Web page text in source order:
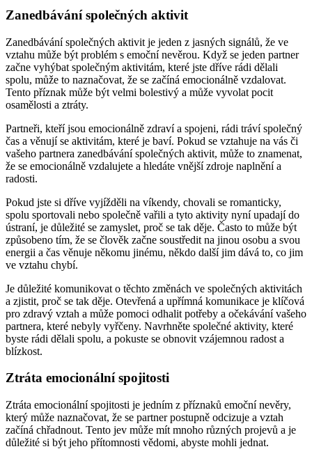
Zanedbávání společných aktivit
Zanedbávání společných aktivit je jeden z jasných signálů, že ve
vztahu může být problém s emoční nevěrou. Když se jeden partner
začne vyhýbat společným aktivitám, které jste dříve rádi dělali
spolu, může to naznačovat, že se začíná emocionálně vzdalovat.
Tento příznak může být velmi bolestivý a může vyvolat pocit
osamělosti a ztráty.
Partneři, kteří jsou emocionálně zdraví a spojeni, rádi tráví společný
čas a věnují se aktivitám, které je baví. Pokud se vztahuje na vás či
vašeho partnera zanedbávání společných aktivit, může to znamenat,
že se emocionálně vzdalujete a hledáte vnější zdroje naplnění a
radosti.
Pokud jste si dříve vyjížděli na víkendy, chovali se romanticky,
spolu sportovali nebo společně vařili a tyto aktivity nyní upadají do
ústraní, je důležité se zamyslet, proč se tak děje. Často to může být
způsobeno tím, že se člověk začne soustředit na jinou osobu a svou
energii a čas věnuje někomu jinému, někdo další jim dává to, co jim
ve vztahu chybí.
Je důležité komunikovat o těchto změnách ve společných aktivitách
a zjistit, proč se tak děje. Otevřená a upřímná komunikace je klíčová
pro zdravý vztah a může pomoci odhalit potřeby a očekávání vašeho
partnera, které nebyly vyřčeny. Navrhněte společné aktivity, které
byste rádi dělali spolu, a pokuste se obnovit vzájemnou radost a
blízkost.
Ztráta emocionální spojitosti
Ztráta emocionální spojitosti je jedním z příznaků emoční nevěry,
který může naznačovat, že se partner postupně odcizuje a vztah
začíná chřadnout. Tento jev může mít mnoho různých projevů a je
důležité si být jeho přítomnosti vědomi, abyste mohli jednat.